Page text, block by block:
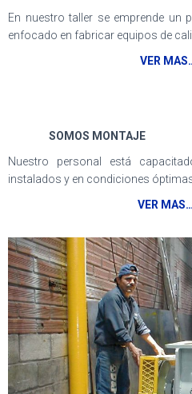
En nuestro taller se emprende un
enfocado en fabricar equipos de
VER
SOMOS MONTAJE
Nuestro personal está
instalados y en condiciones
VER MAS…